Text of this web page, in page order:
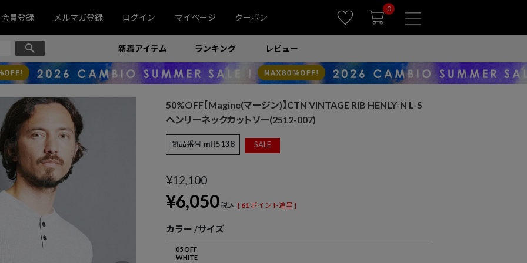
会員登録 メルマガ登録 ログイン マイページ クーポン
0
新着アイテム ランキング レビュー
50%OFF【Magine(マージン)】CTN VINTAGE RIB HENLY-N L-S
ヘンリーネックカットソー(2512-007)
商品番号 mlt5138 SALE
¥12,100
¥6,050税込 [ 61ポイント進呈 ]
カラー サイズ
05 OFF
WHITE